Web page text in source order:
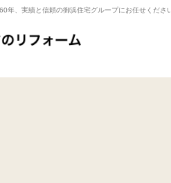
年、実績と信頼の御浜住宅グループにお任せくださ